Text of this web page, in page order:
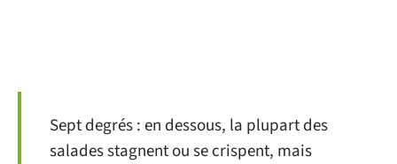
Sept degrés : en dessous, la plupart des
salades stagnent ou se crispent, mais